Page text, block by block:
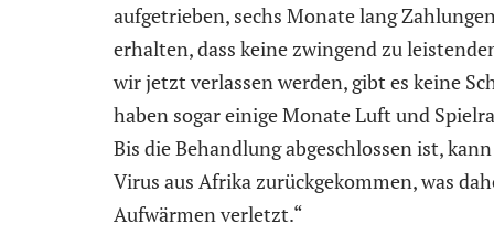
aufgetrieben, sechs Monate lang
erhalten, dass keine zwingend zu
wir jetzt verlassen werden, gibt es keine
haben sogar einige Monate Luft und
Bis die Behandlung abgeschlossen ist,
Virus aus Afrika zurückgekommen, was
Aufwärmen verletzt.“